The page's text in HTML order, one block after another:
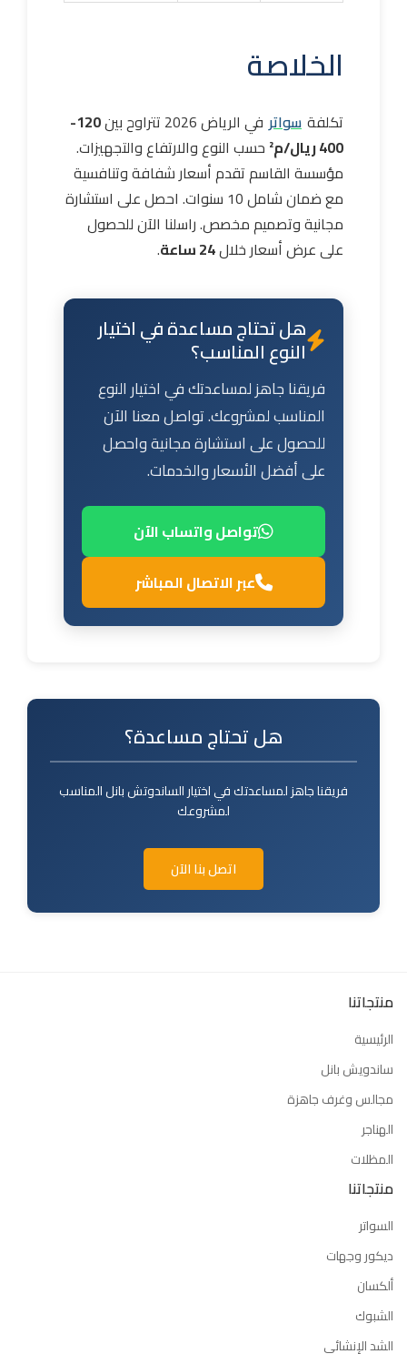
الخلاصة
تكلفة سواتر في الرياض 2026 تتراوح بين
120-
400 ريال/م²
حسب النوع والارتفاع والتجهيزات.
مؤسسة القاسم تقدم أسعار شفافة وتنافسية
مع ضمان شامل 10 سنوات. احصل على استشارة
مجانية وتصميم مخصص. راسلنا الآن للحصول
على عرض أسعار خلال24 ساعة .
هل تحتاج مساعدة في اختيار
النوع المناسب؟
فريقنا جاهز لمساعدتك في اختيار النوع
المناسب لمشروعك. تواصل معنا الآن
للحصول على استشارة مجانية واحصل
على أفضل الأسعار والخدمات.
تواصل واتساب الآن
عبر الاتصال المباشر
هل تحتاج مساعدة؟
فريقنا جاهز لمساعدتك في اختيار الساندوتش بانل المناسب
لمشروعك
اتصل بنا الآن
منتجاتنا
الرئيسية
ساندويش بانل
مجالس وغرف جاهزة
الهناجر
المظلات
منتجاتنا
السواتر
ديكور وجهات
ألكسان
الشبوك
الشد الإنشائي